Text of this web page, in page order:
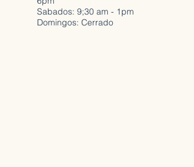
Sabados: 9;30 am - 1pm
Domingos: Cerrado